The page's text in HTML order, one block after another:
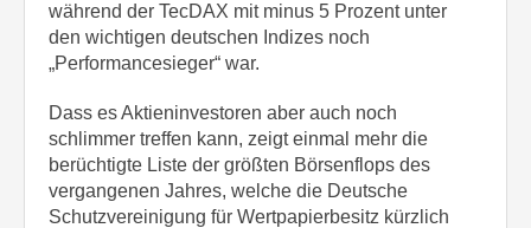
während der TecDAX mit minus 5 Prozent unter
den wichtigen deutschen Indizes noch
„Performancesieger“ war.
Dass es Aktieninvestoren aber auch noch
schlimmer treffen kann, zeigt einmal mehr die
berüchtigte Liste der größten Börsenflops des
vergangenen Jahres, welche die Deutsche
Schutzvereinigung für Wertpapierbesitz kürzlich